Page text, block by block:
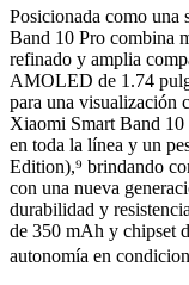
Posicionada como una
Band 10 Pro combina
refinado y amplia
AMOLED de 1.74
para una visualización
Xiaomi Smart Band
en toda la línea y un
Edition),⁹ brindando
con una nueva
durabilidad y
de 350 mAh y chipset
autonomía en